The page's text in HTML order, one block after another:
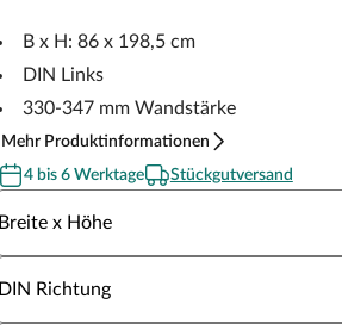
B x H: 86 x 198,5 cm
DIN Links
330-347 mm Wandstärke
Mehr Produktinformationen
4 bis 6 Werktage
Stückgutversand
Breite x Höhe
DIN Richtung